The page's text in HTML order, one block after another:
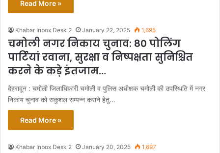
Read More »
Khabar Inbox Desk 2 January 22, 2025 1,695
चमोली नगर निकाय चुनाव: 80 पोलिंग
पार्टियां रवाना, सुरक्षा व निष्पक्षता सुनिश्चित
करने के कड़े इंतजाम…
देहरादून : चमोली जिलाधिकारी चमोली व पुलिस अधीक्षक चमोली की उपस्थिति में नगर
निकाय चुनाव को सकुशल सम्पन्न कराने हेतु…
Read More »
Khabar Inbox Desk 2 January 20, 2025 1,697